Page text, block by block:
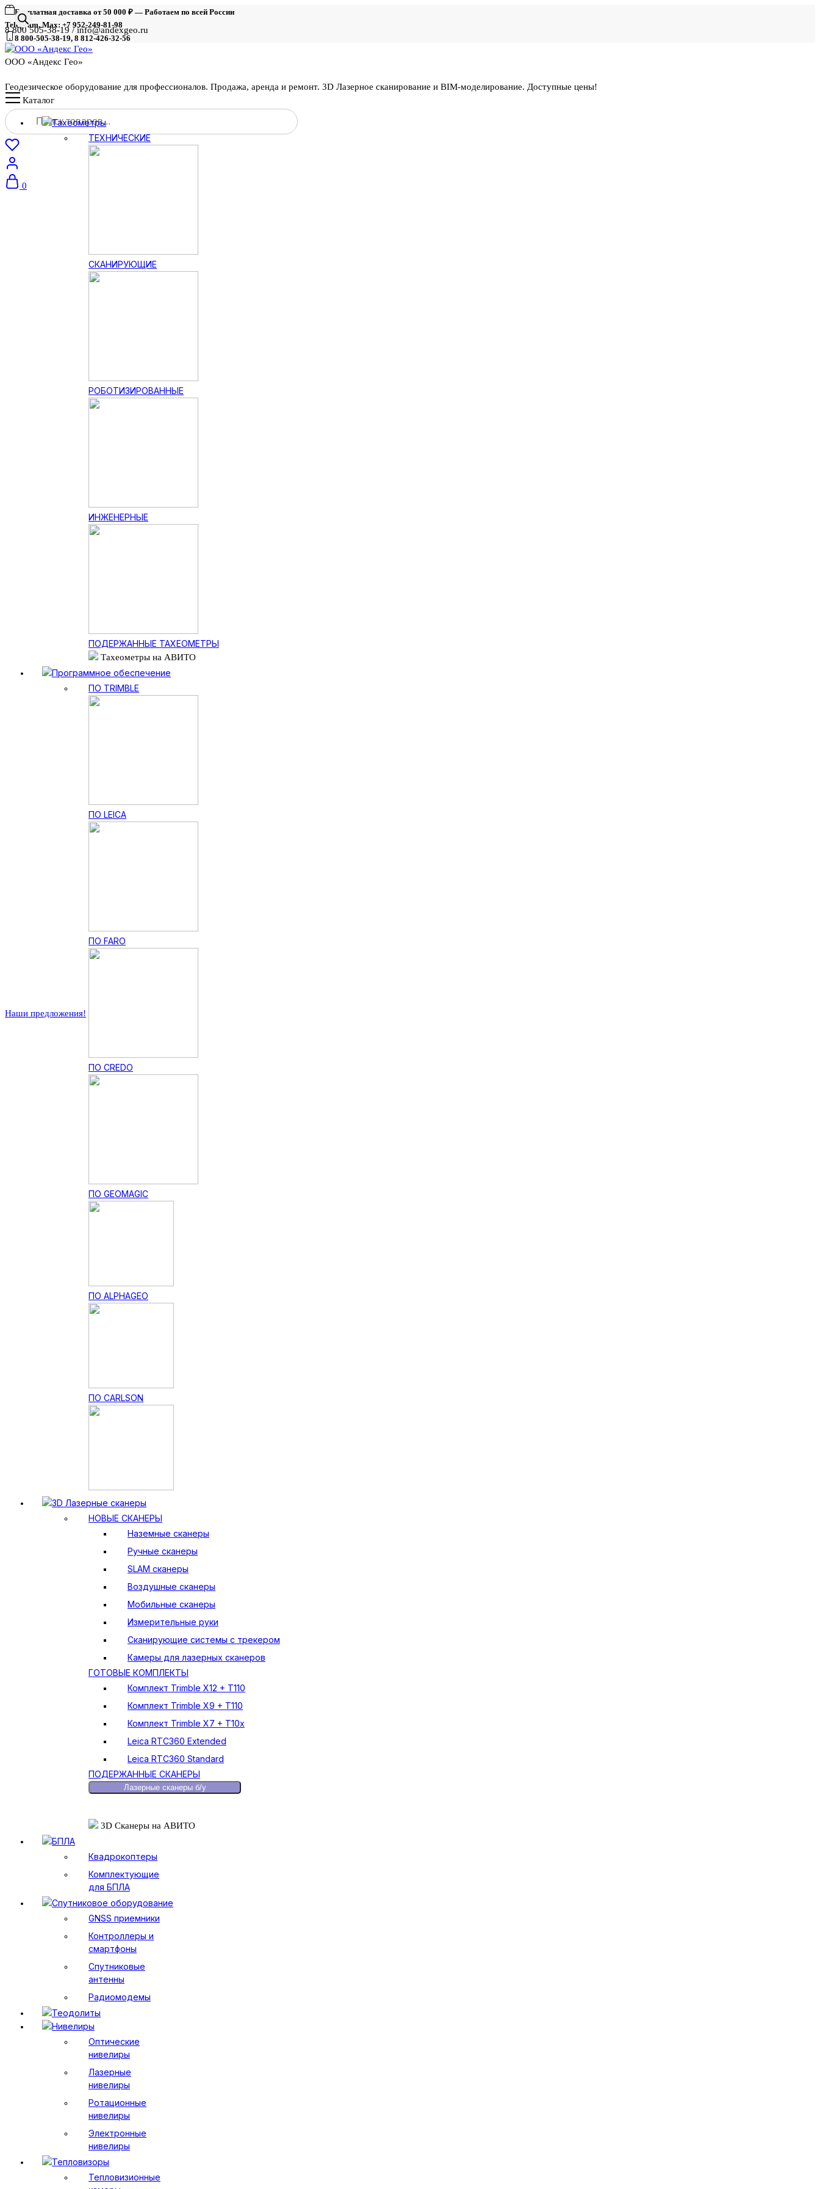
Бесплатная доставка от 50 000 ₽ — Работаем по всей России
Telegram, Max: +7 952-249-81-98
8 800-505-38-19, 8 812-426-32-56
8 800 505-38-19 / info@andexgeo.ru
ООО «Андекс Гео»
Геодезическое оборудование для профессионалов. Продажа, аренда и ремонт. 3D Лазерное сканирование и BIM-моделирование. Доступные цены!
Поиск
товаров
0
Наши предложения!
Каталог
Тахеометры
ТЕХНИЧЕСКИЕ
СКАНИРУЮЩИЕ
РОБОТИЗИРОВАННЫЕ
ИНЖЕНЕРНЫЕ
ПОДЕРЖАННЫЕ ТАХЕОМЕТРЫ
Тахеометры на АВИТО
Программное обеспечение
ПО TRIMBLE
ПО LEICA
ПО FARO
ПО CREDO
ПО GEOMAGIC
ПО ALPHAGEO
ПО CARLSON
3D Лазерные сканеры
НОВЫЕ СКАНЕРЫ
Наземные сканеры
Ручные сканеры
SLAM сканеры
Воздушные сканеры
Мобильные сканеры
Измерительные руки
Сканирующие системы с трекером
Камеры для лазерных сканеров
ГОТОВЫЕ КОМПЛЕКТЫ
Комплект Trimble X12 + T110
Комплект Trimble X9 + T110
Комплект Trimble X7 + T10x
Leica RTC360 Extended
Leica RTC360 Standard
ПОДЕРЖАННЫЕ СКАНЕРЫ
Лазерные сканеры б/у
3D Сканеры на АВИТО
БПЛА
Квадрокоптеры
Комплектующие
для БПЛА
Спутниковое оборудование
GNSS приемники
Контроллеры и
смартфоны
Спутниковые
антенны
Радиомодемы
Теодолиты
Нивелиры
Оптические
нивелиры
Лазерные
нивелиры
Ротационные
нивелиры
Электронные
нивелиры
Тепловизоры
Тепловизионные